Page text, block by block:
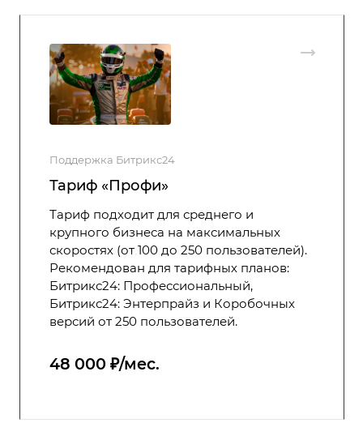
Поддержка Битрикс24
Тариф «Профи»
Тариф подходит для среднего и
крупного бизнеса на максимальных
скоростях (от 100 до 250 пользователей).
Рекомендован для тарифных планов:
Битрикс24: Профессиональный,
Битрикс24: Энтерпрайз и Коробочных
версий от 250 пользователей.
48 000 ₽/мес.